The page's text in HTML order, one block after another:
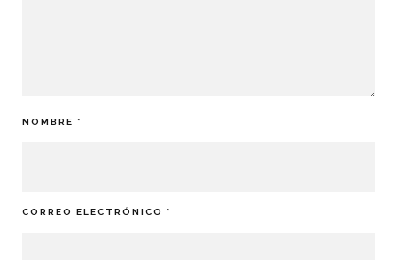
NOMBRE *
CORREO ELECTRÓNICO *